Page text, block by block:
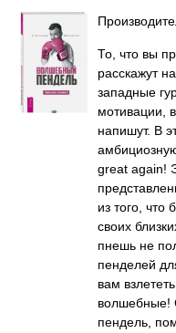
То, что вы
расскажут
западные
мотивации,
напишут. В
great again!
из того,
своих
пнешь не
пенделей
вам
волшебные!
пендель,